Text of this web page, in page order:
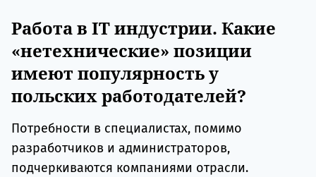
Работа в IT индустрии. Какие
«нетехнические» позиции
имеют популярность у
польских работодателей?
Потребности в специалистах, помимо
разработчиков и администраторов,
подчеркиваются компаниями отрасли.